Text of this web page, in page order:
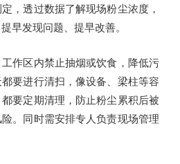
，透过数据了解现场粉尘浓度，
早发现问题、提早改善。
工作区内禁止抽烟或饮食，降低污
要进行清扫，像设备、梁柱等容
要定期清理，防止粉尘累积后被
。同时需安排专人负责现场管理